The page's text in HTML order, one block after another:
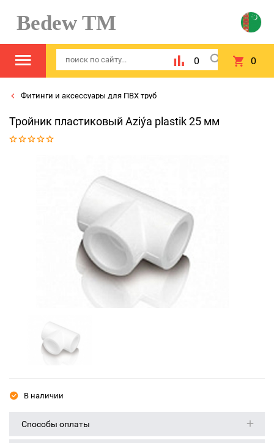
Bedew TM
0 0
Фитинги и аксессуары для ПВХ труб
Тройник пластиковый Aziýa plastik 25 мм
В наличии
Способы оплаты